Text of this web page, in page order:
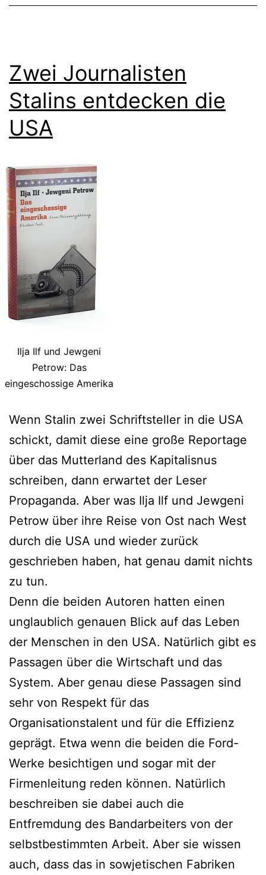
Zwei Journalisten
Stalins entdecken die
USA
Ilja Ilf und Jewgeni
Petrow: Das
eingeschossige Amerika
Wenn Stalin zwei Schriftsteller in die USA
schickt, damit diese eine große Reportage
über das Mutterland des Kapitalisnus
schreiben, dann erwartet der Leser
Propaganda. Aber was Ilja Ilf und Jewgeni
Petrow über ihre Reise von Ost nach West
durch die USA und wieder zurück
geschrieben haben, hat genau damit nichts
zu tun.
Denn die beiden Autoren hatten einen
unglaublich genauen Blick auf das Leben
der Menschen in den USA. Natürlich gibt es
Passagen über die Wirtschaft und das
System. Aber genau diese Passagen sind
sehr von Respekt für das
Organisationstalent und für die Effizienz
geprägt. Etwa wenn die beiden die Ford-
Werke besichtigen und sogar mit der
Firmenleitung reden können. Natürlich
beschreiben sie dabei auch die
Entfremdung des Bandarbeiters von der
selbstbestimmten Arbeit. Aber sie wissen
auch, dass das in sowjetischen Fabriken